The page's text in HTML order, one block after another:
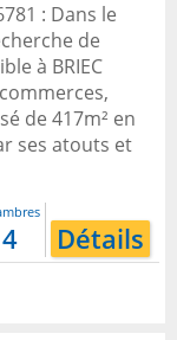
: Dans le
de
à BRIEC
de 417m² en
ses atouts et
4 Détails